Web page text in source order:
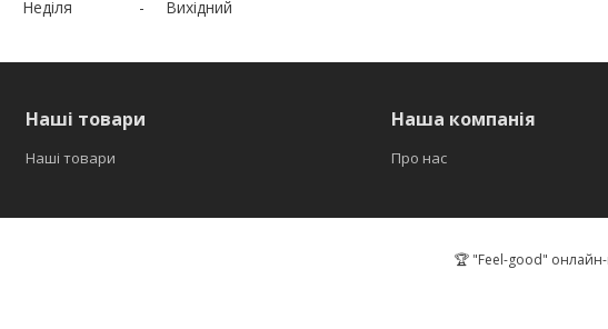
Неділя
Вихідний
Наші товари
Наші товари
Наша компанія
Про нас